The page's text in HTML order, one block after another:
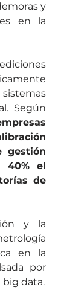
y
en la
Según
gestión
40% el
de
y la
big data.